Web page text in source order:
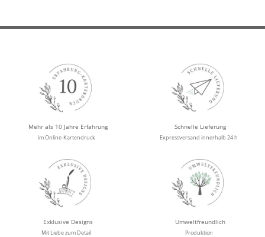
Mehr als 10 Jahre Erfahrung
im Online-Kartendruck
Schnelle Lieferung
Expressversand innerhalb 24 h
Exklusive Designs
Mit Liebe zum Detail
Umweltfreundlich
Produktion